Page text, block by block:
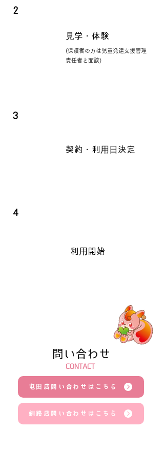
2
見学・体験
(保護者の方は児童発達支援管理
責任者と面談)
3
契約・利用日決定
4
利用開始
問い合わせ
CONTACT
屯田店問い合わせはこちら
釧路店問い合わせはこちら